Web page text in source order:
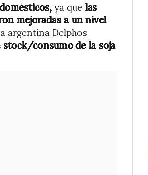
ya que las
mejoradas a un nivel
argentina Delphos
stock/consumo de la soja